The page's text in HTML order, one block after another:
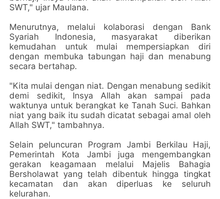
SWT," ujar Maulana.
Menurutnya, melalui kolaborasi dengan Bank
Syariah Indonesia, masyarakat diberikan
kemudahan untuk mulai mempersiapkan diri
dengan membuka tabungan haji dan menabung
secara bertahap.
"Kita mulai dengan niat. Dengan menabung sedikit
demi sedikit, Insya Allah akan sampai pada
waktunya untuk berangkat ke Tanah Suci. Bahkan
niat yang baik itu sudah dicatat sebagai amal oleh
Allah SWT," tambahnya.
Selain peluncuran Program Jambi Berkilau Haji,
Pemerintah Kota Jambi juga mengembangkan
gerakan keagamaan melalui Majelis Bahagia
Bersholawat yang telah dibentuk hingga tingkat
kecamatan dan akan diperluas ke seluruh
kelurahan.